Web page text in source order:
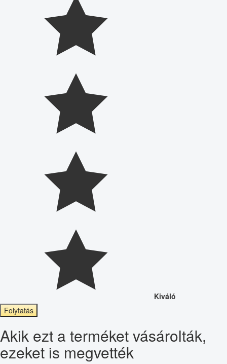
Kiváló
Folytatás
Akik ezt a terméket vásárolták,
ezeket is megvették